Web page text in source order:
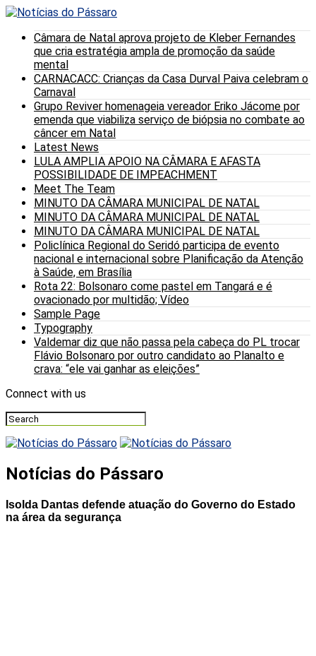
Câmara de Natal aprova projeto de Kleber Fernandes
que cria estratégia ampla de promoção da saúde
mental
CARNACACC: Crianças da Casa Durval Paiva celebram o
Carnaval
Grupo Reviver homenageia vereador Eriko Jácome por
emenda que viabiliza serviço de biópsia no combate ao
câncer em Natal
Latest News
LULA AMPLIA APOIO NA CÂMARA E AFASTA
POSSIBILIDADE DE IMPEACHMENT
Meet The Team
MINUTO DA CÂMARA MUNICIPAL DE NATAL
MINUTO DA CÂMARA MUNICIPAL DE NATAL
MINUTO DA CÂMARA MUNICIPAL DE NATAL
Policlínica Regional do Seridó participa de evento
nacional e internacional sobre Planificação da Atenção
à Saúde, em Brasília
Rota 22: Bolsonaro come pastel em Tangará e é
ovacionado por multidão; Vídeo
Sample Page
Typography
Valdemar diz que não passa pela cabeça do PL trocar
Flávio Bolsonaro por outro candidato ao Planalto e
crava: “ele vai ganhar as eleições”
Connect with us
Notícias do Pássaro
Isolda Dantas defende atuação do Governo do Estado
na área da segurança